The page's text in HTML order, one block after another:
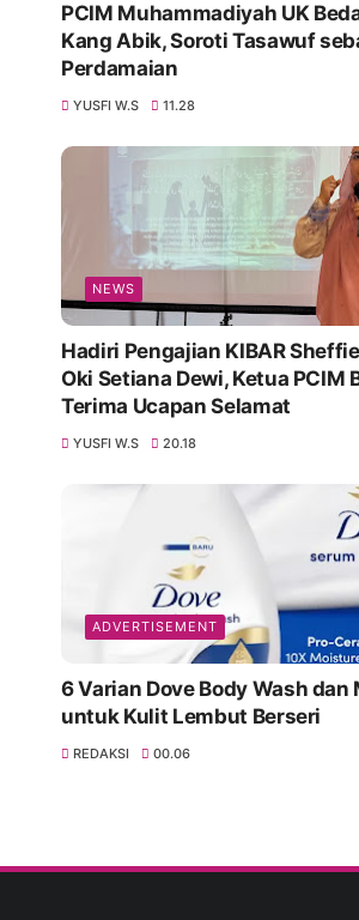
PCIM Muhammadiyah UK
Kang Abik, Soroti Tasawuf
Perdamaian
YUSFI W.S 11.28
NEWS
Hadiri Pengajian KIBAR
Oki Setiana Dewi, Ketua PCIM
Terima Ucapan Selamat
YUSFI W.S 20.18
ADVERTISEMENT
6 Varian Dove Body Wash
untuk Kulit Lembut Berseri
REDAKSI 00.06